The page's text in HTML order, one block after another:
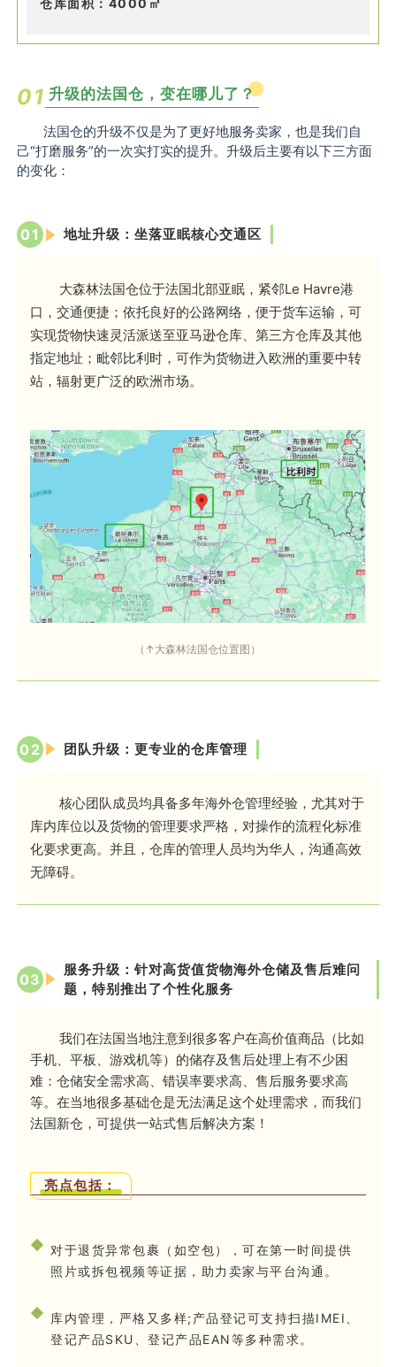
01 升级的法国仓，变在哪儿了？
法国仓的升级不仅是为了更好地服务卖家，也是我们自
己“打磨服务”的一次实打实的提升。 升级后主要有以下三方面
的变化：
01 地址升级：坐落亚眠核心交通区
大森林法国仓位于法国北部亚眠，紧邻Le Havre港
口，交通便捷；依托良好的公路网络，便于货车运输，可
实现货物快速灵活派送至亚马逊仓库、第三方仓库及其他
指定地址；毗邻比利时，可作为货物进入欧洲的重要中转
站，辐射更广泛的欧洲市场。
（↑大森林法国仓位置图）
0 2 团队升级：更专业的仓库管理
核心团队成员均具备多年海外仓管理经验，尤其对于
库内库位以及货物的管理要求严格，对操作的流程化标准
化要求更高。并且，仓库的管理人员均为华人，沟通高效
无障碍。
03
服务升级：针对高货值货物海外仓储及售后难问
题，特别推出了个性化服务
我们在法国当地注意到很多客户在高价值商品（比如
手机、平板、游戏机等）的储存及售后处理上有不少困
难：仓储安全需求高、错误率要求高、售后服务要求高
等。在当地很多基础仓是无法满足这个处理需求，而我们
法国新仓，可提供一站式售后解决方案！
亮点包括：
对于退货异常包裹（如空包），可在第一时间提供
照片或拆包视频等证据，助力卖家与平台沟通。
库内管理，严格又多样;产品登记可支持扫描IMEI、
登记产品SKU、登记产品EAN等多种需求。